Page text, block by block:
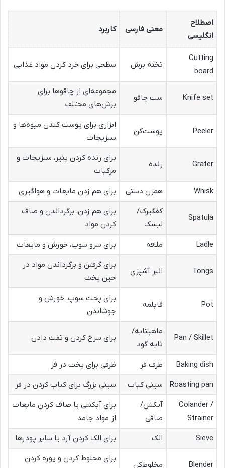
اصطلاح
انگلیسی
معنی فارسی کاربرد
Cutting
board
تخته برش سطحی برای خرد کردن مواد غذایی
Knife set ست چاقو
مجموعه‌ای از چاقوها برای
برش‌های مختلف
Peeler پوست‌کن
ابزاری برای پوست کندن میوه‌ها و
سبزیجات
Grater رنده
برای رنده کردن پنیر، سبزیجات و
مرکبات
Whisk
همزن دستی برای هم زدن مایعات و هواگیری
Spatula
کفگیرک/
لیسَک
برای هم زدن، برگرداندن و صاف
کردن مواد
Ladle
ملاقه برای سرو سوپ، خورش و مایعات
Tongs انبر آشپزی
برای گرفتن و برگرداندن مواد در
حین پخت
Pot قابلمه
برای پخت سوپ، خورش و
جوشاندن
Pan / Skillet
ماهیتابه/
تابه گود
برای سرخ کردن و تفت دادن
Baking dish ظرف فر
ظرفی برای پخت در فر
Roasting pan
سینی کباب
سینی بزرگ برای کباب کردن در فر
Colander /
Strainer
آبکش/
صافی
برای آبکشی یا صاف کردن مایعات
از مواد جامد
Sieve
الک برای الک کردن آرد یا سایر پودرها
Blender مخلوط‌کن
برای مخلوط کردن و پوره کردن